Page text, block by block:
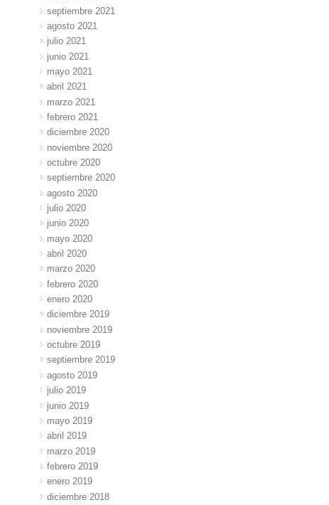
septiembre 2021
agosto 2021
julio 2021
junio 2021
mayo 2021
abril 2021
marzo 2021
febrero 2021
diciembre 2020
noviembre 2020
octubre 2020
septiembre 2020
agosto 2020
julio 2020
junio 2020
mayo 2020
abril 2020
marzo 2020
febrero 2020
enero 2020
diciembre 2019
noviembre 2019
octubre 2019
septiembre 2019
agosto 2019
julio 2019
junio 2019
mayo 2019
abril 2019
marzo 2019
febrero 2019
enero 2019
diciembre 2018